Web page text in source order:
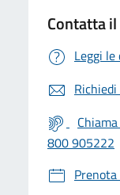
Contatta
Leggi
800 905222